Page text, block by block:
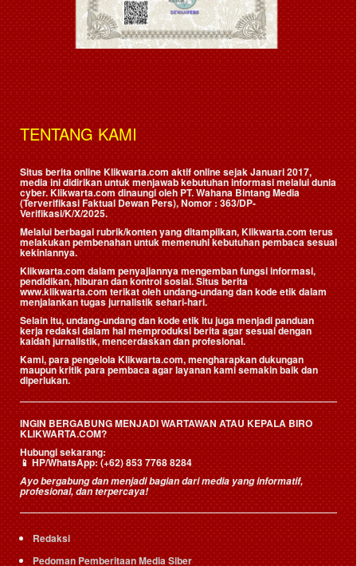
TENTANG KAMI
Situs berita online Klikwarta.com aktif online sejak Januari 2017,
media ini didirikan untuk menjawab kebutuhan informasi melalui dunia
cyber. Klikwarta.com dinaungi oleh PT. Wahana Bintang Media
(Terverifikasi Faktual Dewan Pers), Nomor : 363/DP-
Verifikasi/K/X/2025.
Melalui berbagai rubrik/konten yang ditampilkan, Klikwarta.com terus
melakukan pembenahan untuk memenuhi kebutuhan pembaca sesuai
kekiniannya.
Klikwarta.com dalam penyajiannya mengemban fungsi informasi,
pendidikan, hiburan dan kontrol sosial. Situs berita
www.klikwarta.com terikat oleh undang-undang dan kode etik dalam
menjalankan tugas jurnalistik sehari-hari.
Selain itu, undang-undang dan kode etik itu juga menjadi panduan
kerja redaksi dalam hal memproduksi berita agar sesuai dengan
kaidah jurnalistik, mencerdaskan dan profesional.
Kami, para pengelola Klikwarta.com, mengharapkan dukungan
maupun kritik para pembaca agar layanan kami semakin baik dan
diperlukan.
INGIN BERGABUNG MENJADI WARTAWAN ATAU KEPALA BIRO
KLIKWARTA.COM?
Hubungi sekarang:
📱HP/WhatsApp:(+62) 853 7768 8284
Ayo bergabung dan menjadi bagian dari media yang informatif,
profesional, dan terpercaya!
Redaksi
Pedoman Pemberitaan Media Siber